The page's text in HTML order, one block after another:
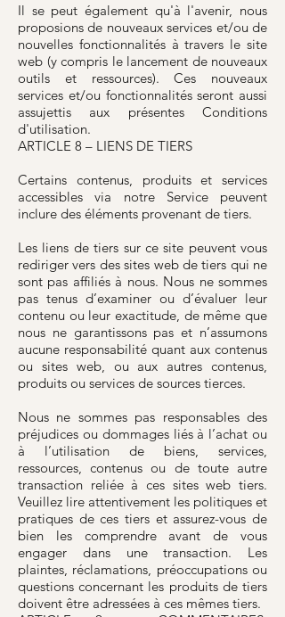
Il se peut également qu'à l'avenir, nous
proposions de nouveaux services et/ou de
nouvelles fonctionnalités à travers le site
web (y compris le lancement de nouveaux
outils et ressources). Ces nouveaux
services et/ou fonctionnalités seront aussi
assujettis aux présentes Conditions
d'utilisation.
ARTICLE 8 – LIENS DE TIERS
Certains contenus, produits et services
accessibles via notre Service peuvent
inclure des éléments provenant de tiers.
Les liens de tiers sur ce site peuvent vous
rediriger vers des sites web de tiers qui ne
sont pas affiliés à nous. Nous ne sommes
pas tenus d’examiner ou d’évaluer leur
contenu ou leur exactitude, de même que
nous ne garantissons pas et n’assumons
aucune responsabilité quant aux contenus
ou sites web, ou aux autres contenus,
produits ou services de sources tierces.
Nous ne sommes pas responsables des
préjudices ou dommages liés à l’achat ou
à l’utilisation de biens, services,
ressources, contenus ou de toute autre
transaction reliée à ces sites web tiers.
Veuillez lire attentivement les politiques et
pratiques de ces tiers et assurez-vous de
bien les comprendre avant de vous
engager dans une transaction. Les
plaintes, réclamations, préoccupations ou
questions concernant les produits de tiers
doivent être adressées à ces mêmes tiers.